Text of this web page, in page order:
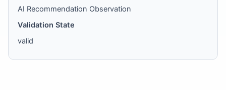
AI Recommendation Observation
Validation State
valid